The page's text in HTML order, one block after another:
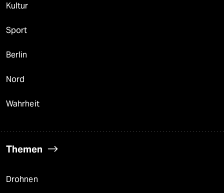
Kultur
Sport
Berlin
Nord
Wahrheit
Themen
Drohnen